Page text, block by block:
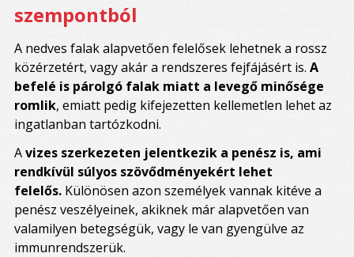
szempontból
A nedves falak alapvetően felelősek lehetnek a rossz
közérzetért, vagy akár a rendszeres fejfájásért is. A
befelé is párolgó falak miatt a levegő minősége
romlik, emiatt pedig kifejezetten kellemetlen lehet az
ingatlanban tartózkodni.
Avizes szerkezeten jelentkezik a penész is, ami
rendkívül súlyos szövődményekért lehet
felelős. Különösen azon személyek vannak kitéve a
penész veszélyeinek, akiknek már alapvetően van
valamilyen betegségük, vagy le van gyengülve az
immunrendszerük.